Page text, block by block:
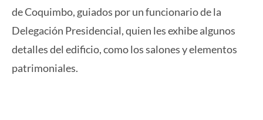
de Coquimbo, guiados por un funcionario de la
Delegación Presidencial, quien les exhibe algunos
detalles del edificio, como los salones y elementos
patrimoniales.